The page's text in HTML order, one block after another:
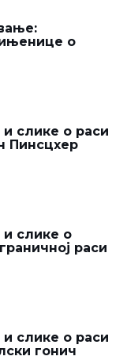
о
слике о раси
Пинсцхер
слике о
раси
слике о раси
гонич